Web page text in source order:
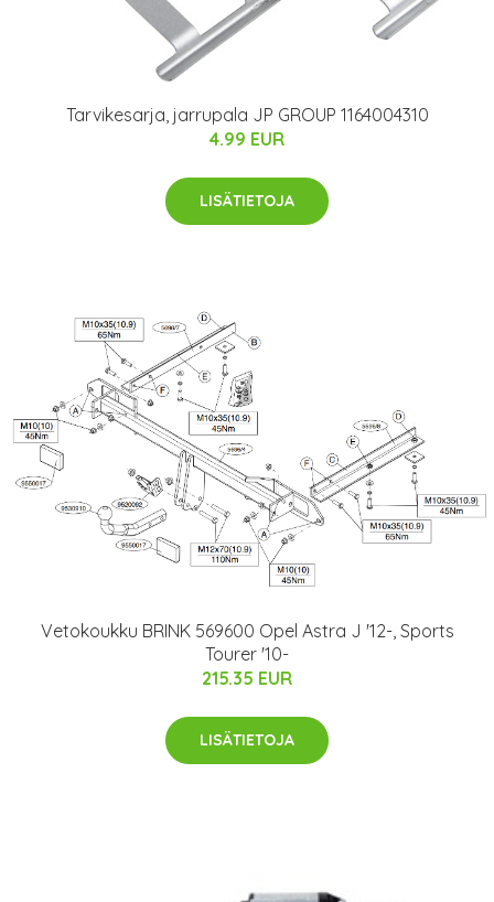
Tarvikesarja, jarrupala JP GROUP 1164004310
4.99 EUR
LISÄTIETOJA
Vetokoukku BRINK 569600 Opel Astra J '12-, Sports
Tourer '10-
215.35 EUR
LISÄTIETOJA